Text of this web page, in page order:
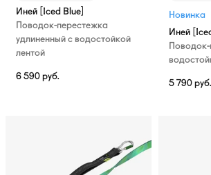
Иней [Iced Blue]
Поводок-перестежка
удлиненный с водостойкой
лентой
6 590 руб.
Новинка
Иней
5 790 руб.